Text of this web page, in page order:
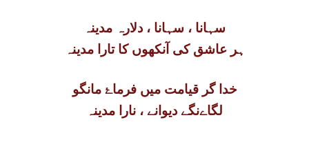
سہانا ، سہانا ، دلارہ مدینہ
ہر عاشق کی آنکھوں کا تارا مدینہ
خدا گر قیامت میں فرماۓ مانگو
لگاےنگے دیوانے ، نارا مدینہ